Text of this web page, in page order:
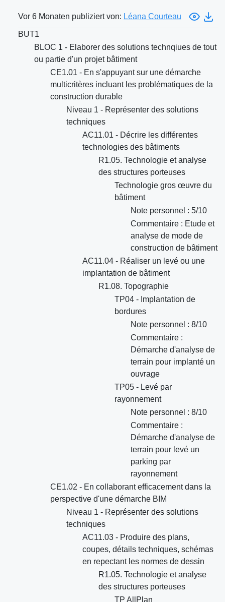
Vor 6 Monaten publiziert von: Léana Courteau
BUT1
BLOC 1 - Elaborer des solutions technqiues de tout
ou partie d'un projet bâtiment
CE1.01 - En s'appuyant sur une démarche
multicritères incluant les problématiques de la
construction durable
Niveau 1 - Représenter des solutions
techniques
AC11.01 - Décrire les différentes
technologies des bâtiments
R1.05. Technologie et analyse
des structures porteuses
Technologie gros œuvre du
bâtiment
Note personnel : 5/10
Commentaire : Etude et
analyse de mode de
construction de bâtiment
AC11.04 - Réaliser un levé ou une
implantation de bâtiment
R1.08. Topographie
TP04 - Implantation de
bordures
Note personnel : 8/10
Commentaire :
Démarche d'analyse de
terrain pour implanté un
ouvrage
TP05 - Levé par
rayonnement
Note personnel : 8/10
Commentaire :
Démarche d'analyse de
terrain pour levé un
parking par
rayonnement
CE1.02 - En collaborant efficacement dans la
perspective d'une démarche BIM
Niveau 1 - Représenter des solutions
techniques
AC11.03 - Produire des plans,
coupes, détails techniques, schémas
en repectant les normes de dessin
R1.05. Technologie et analyse
des structures porteuses
TP AllPlan